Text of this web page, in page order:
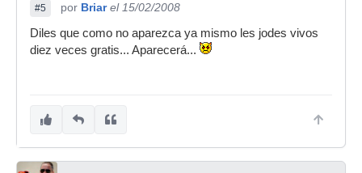
#5 por Briar el 15/02/2008
Diles que como no aparezca ya mismo les jodes vivos
diez veces gratis... Aparecerá...